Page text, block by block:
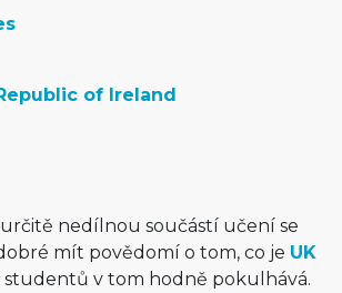
of Ireland
nedílnou součástí učení se
mít povědomí o tom, co je UK
studentů v tom hodně pokulhává.